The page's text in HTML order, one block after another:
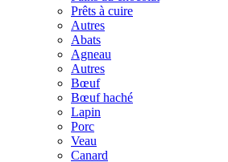
Prêts à cuire
Autres
Abats
Agneau
Autres
Bœuf
Bœuf haché
Lapin
Porc
Veau
Canard